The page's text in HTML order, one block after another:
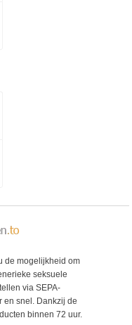
de mogelijkheid om
seksuele
via SEPA-
en snel. Dankzij de
binnen 72 uur.